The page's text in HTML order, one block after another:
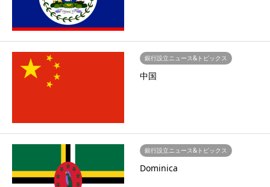
銀行設立ニュース&トピックス
中国
銀行設立ニュース&トピックス
Dominica